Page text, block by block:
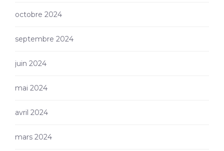
octobre 2024
septembre 2024
juin 2024
mai 2024
avril 2024
mars 2024